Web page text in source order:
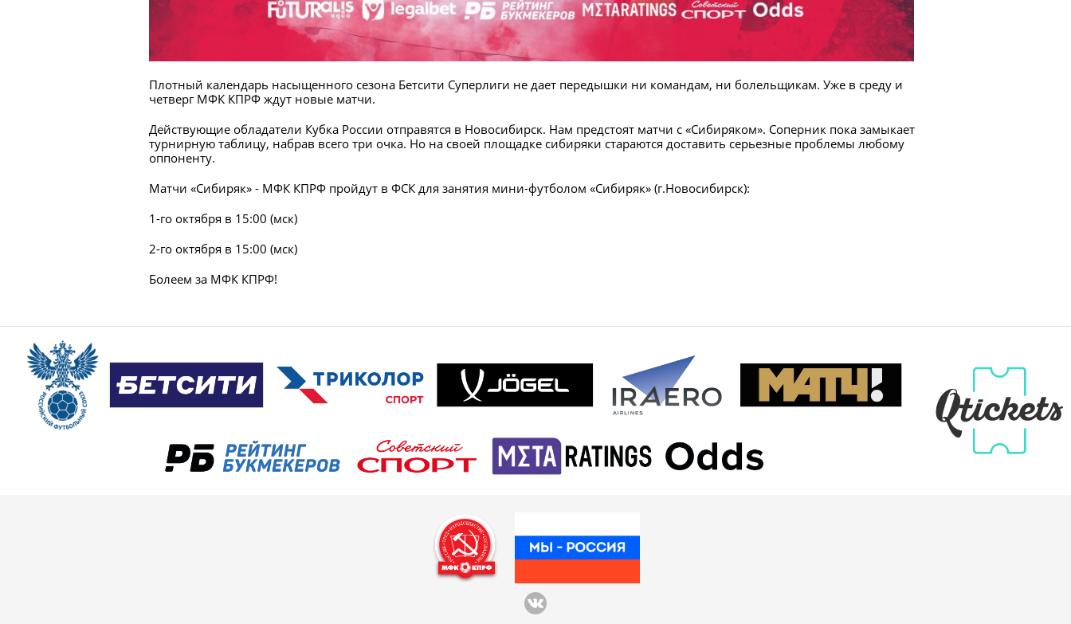
Плотный календарь насыщенного сезона Бетсити Суперлиги не дает передышки ни командам, ни болельщикам. Уже в среду и
четверг МФК КПРФ ждут новые матчи.
Действующие обладатели Кубка России отправятся в Новосибирск. Нам предстоят матчи с «Сибиряком». Соперник пока замыкает
турнирную таблицу, набрав всего три очка. Но на своей площадке сибиряки стараются доставить серьезные проблемы любому
оппоненту.
Матчи «Сибиряк» - МФК КПРФ пройдут в ФСК для занятия мини-футболом «Сибиряк» (г.Новосибирск):
1-го октября в 15:00 (мск)
2-го октября в 15:00 (мск)
Болеем за МФК КПРФ!